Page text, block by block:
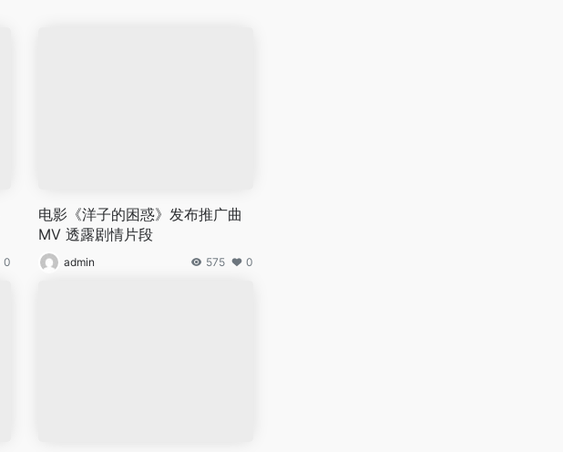
0
电影《洋子的困惑》发布推广曲
MV 透露剧情片段
admin 575 0